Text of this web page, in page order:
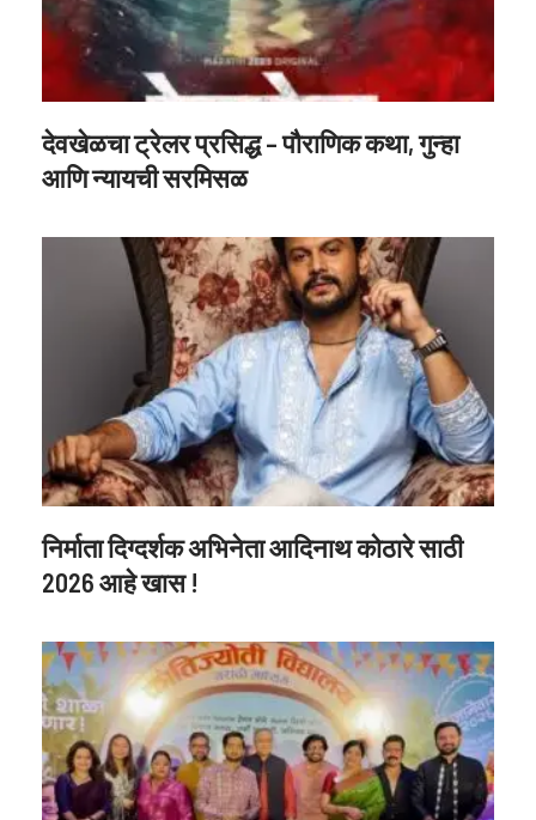
देवखेळचा ट्रेलर प्रसिद्ध – पौराणिक कथा, गुन्हा
आणि न्यायची सरमिसळ
निर्माता दिग्दर्शक अभिनेता आदिनाथ कोठारे साठी
2026 आहे खास !